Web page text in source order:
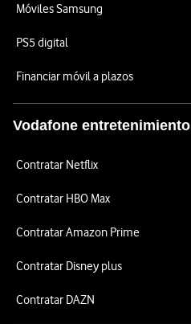
Móviles Samsung
PS5 digital
Financiar móvil a plazos
Vodafone entretenimiento
Contratar Netflix
Contratar HBO Max
Contratar Amazon Prime
Contratar Disney plus
Contratar DAZN